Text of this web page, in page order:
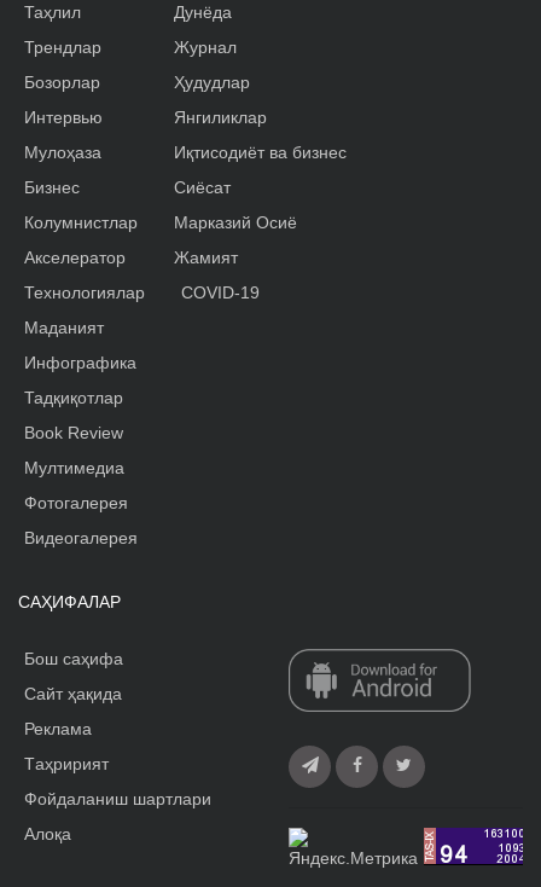
Таҳлил
Трендлар
Бозорлар
Интервью
Мулоҳаза
Бизнес
Колумнистлар
Акселератор
Дунёда
Журнал
Ҳудудлар
Янгиликлар
Иқтисодиёт ва бизнес
Сиёсат
Марказий Осиё
Жамият
Технологиялар
Маданият
Инфографика
Тадқиқотлар
Book Review
Мултимедиа
Фотогалерея
Видеогалерея
COVID-19
САҲИФАЛАР
Бош саҳифа
Сайт ҳақида
Реклама
Tаҳририят
Фойдаланиш шартлари
Алоқа